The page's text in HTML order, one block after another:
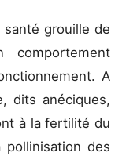
santé grouille de
A
dits anéciques,
à la fertilité du
des